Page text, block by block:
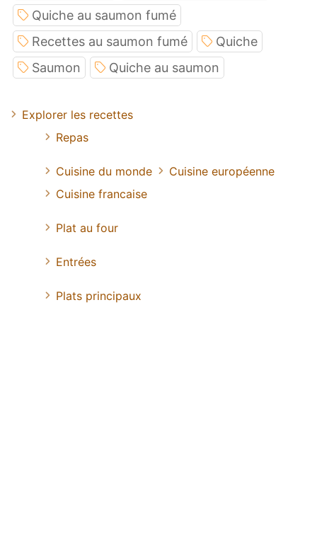
Quiche au saumon fumé
Recettes au saumon fumé
Quiche
Saumon
Quiche au saumon
Explorer les recettes
Repas
Cuisine du monde
Cuisine européenne
Cuisine francaise
Plat au four
Entrées
Plats principaux